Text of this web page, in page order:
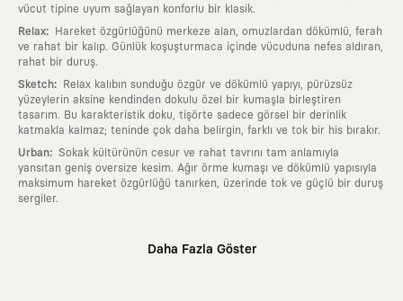
vücut tipine uyum sağlayan konforlu bir klasik.
Relax:
Hareket özgürlüğünü merkeze alan, omuzlardan dökümlü, ferah
ve rahat bir kalıp. Günlük koşuşturmaca içinde vücuduna nefes aldıran,
rahat bir duruş.
Sketch:
Relax kalıbın sunduğu özgür ve dökümlü yapıyı, pürüzsüz
yüzeylerin aksine kendinden dokulu özel bir kumaşla birleştiren
tasarım. Bu karakteristik doku, tişörte sadece görsel bir derinlik
katmakla kalmaz; teninde çok daha belirgin, farklı ve tok bir his bırakır.
Urban: Sokak kültürünün cesur ve rahat tavrını tam anlamıyla
yansıtan geniş oversize kesim. Ağır örme kumaşı ve dökümlü yapısıyla
maksimum hareket özgürlüğü tanırken, üzerinde tok ve güçlü bir duruş
sergiler.
Daha Fazla Göster